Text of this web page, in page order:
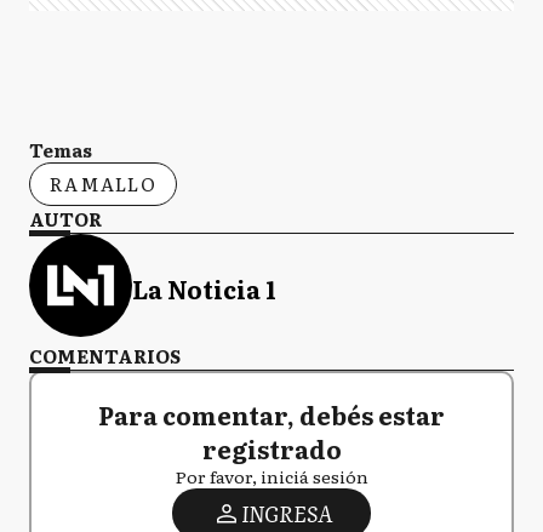
Temas
RAMALLO
AUTOR
La Noticia 1
COMENTARIOS
Para comentar, debés estar
registrado
Por favor, iniciá sesión
INGRESA